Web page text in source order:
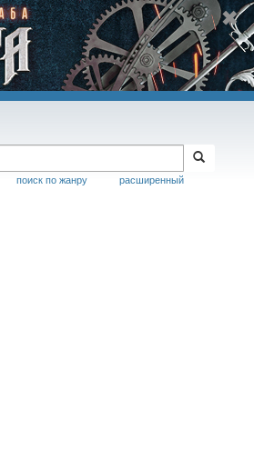
расширенный
поиск по жанру